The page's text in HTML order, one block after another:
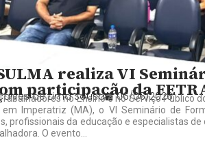
realiza VI
participação da
de Lima Sousa 06/06/2026
no Ensino e no Serviço Público
Imperatriz (MA), o VI Seminário de
profissionais da educação e especialistas
O evento...